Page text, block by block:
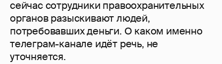
сейчас сотрудники правоохранительных
органов разыскивают людей,
потребовавших деньги. О каком именно
телеграм-канале идёт речь, не
уточняется.